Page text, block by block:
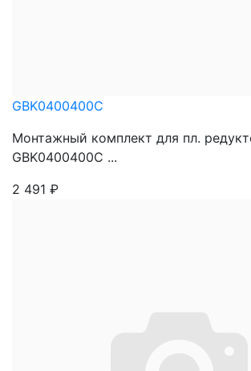
GBK0400400C
Монтажный комплект для пл.
GBK0400400C ...
2 491 ₽